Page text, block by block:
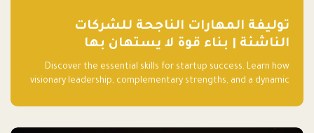
توليفة المهارات الناجحة للشركات
الناشئة | بناء قوة لا يستهان بها
Discover the essential skills for startup success. Learn how
visionary leadership, complementary strengths, and a dynamic
elevate your startup! Follow us @FalakHub